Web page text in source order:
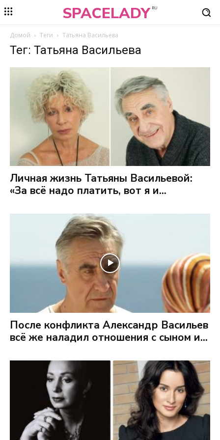
SPACELADY RU
Домой Теги Татьяна Васильева
Тег: Татьяна Васильева
Личная жизнь Татьяны Васильевой:
«За всё надо платить, вот я и...
После конфликта Александр Васильев
всё же наладил отношения с сыном и...